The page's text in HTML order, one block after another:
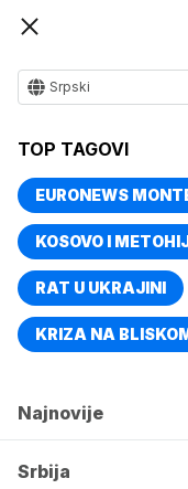
Srpski
TOP TAGOVI
EURONEWS
KOSOVO I
RAT U UKRAJINI
KRIZA NA
Najnovije
Srbija
Naslovna Srbija
Sutra